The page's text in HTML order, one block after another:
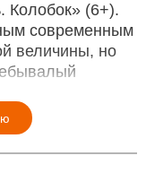
(6+).
современным
величины, но